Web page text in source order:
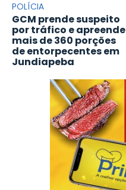
POLÍCIA
GCM prende suspeito
por tráfico e apreende
mais de 360 porções
de entorpecentes em
Jundiapeba